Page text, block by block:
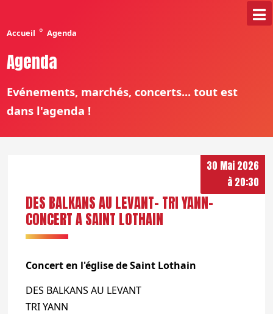
Accueil ° Agenda
Agenda
Evénements, marchés, concerts... tout est
dans l'agenda !
30 Mai 2026
à 20:30
DES BALKANS AU LEVANT- TRI YANN-
CONCERT A SAINT LOTHAIN
Concert en l'église de Saint Lothain
DES BALKANS AU LEVANT
TRI YANN